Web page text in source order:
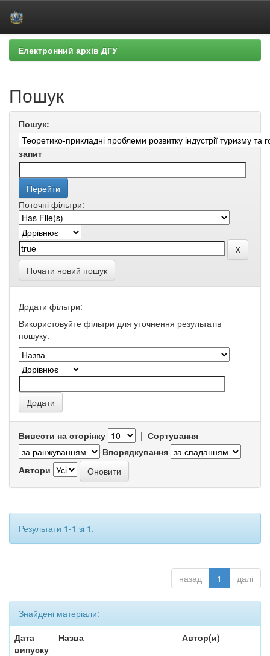
Skip
navigation
Електронний архів ДГУ
Пошук
Пошук:
запит
Поточні фільтри:
Почати новий пошук
Додати фільтри:
Використовуйте фільтри для уточнення результатів
пошуку.
Вивести на сторінку | Сортування
Впорядкування
Автори
Результати 1-1 зі 1.
назад 1 далі
Знайдені матеріали:
Дата
випуску
Назва Автор(и)